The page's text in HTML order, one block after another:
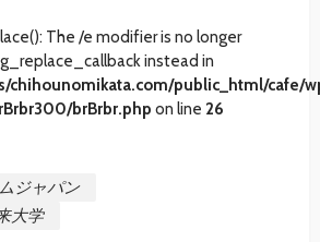
The /e modifier is no longer
instead in
chihounomikata.com/public_html/cafe/
brBrbr.php on line 26
ジャパン
大学